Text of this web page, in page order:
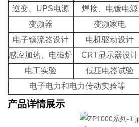
逆变、UPS电源
焊接、电镀电源
变频器
变频家电
电子镇流器设计
电机驱动设计
感应加热、电磁炉
CRT显示器设计
电工实验
低压电器试验
电子电力和电力传动实验等
产品详情展示